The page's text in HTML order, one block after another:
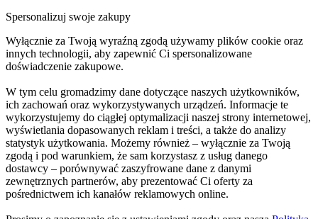
Spersonalizuj swoje zakupy
Wyłącznie za Twoją wyraźną zgodą używamy plików cookie oraz
innych technologii, aby zapewnić Ci spersonalizowane
doświadczenie zakupowe.
W tym celu gromadzimy dane dotyczące naszych użytkowników,
ich zachowań oraz wykorzystywanych urządzeń. Informacje te
wykorzystujemy do ciągłej optymalizacji naszej strony internetowej,
wyświetlania dopasowanych reklam i treści, a także do analizy
statystyk użytkowania. Możemy również – wyłącznie za Twoją
zgodą i pod warunkiem, że sam korzystasz z usług danego
dostawcy – porównywać zaszyfrowane dane z danymi
zewnętrznych partnerów, aby prezentować Ci oferty za
pośrednictwem ich kanałów reklamowych online.